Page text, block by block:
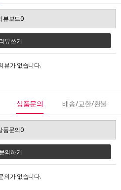
뷰보드0
리뷰쓰기
뷰가 없습니다.
상품문의 배송/교환/환불
품문의0
문의하기
의가 없습니다.